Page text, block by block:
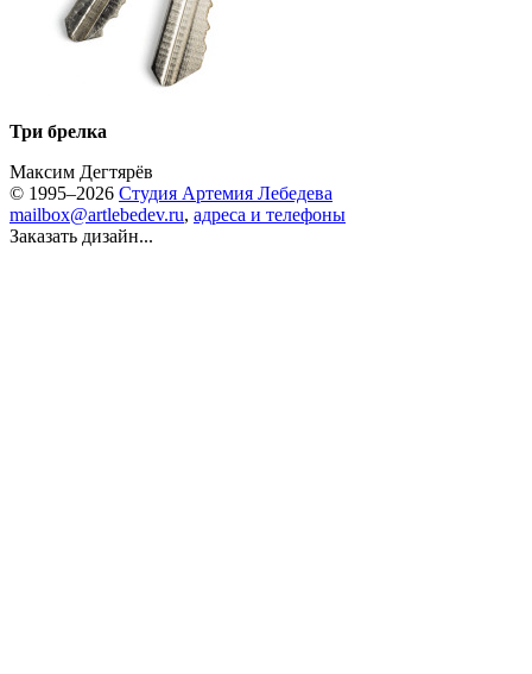
Три брелка
Максим Дегтярёв
© 1995–2026 Студия Артемия Лебедева
mailbox@artlebedev.ru, адреса и телефоны
Заказать дизайн...